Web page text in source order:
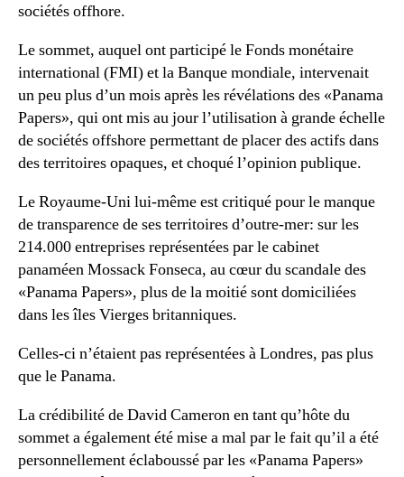
sociétés offhore.
Le sommet, auquel ont participé le Fonds monétaire
international (FMI) et la Banque mondiale, intervenait
un peu plus d’un mois après les révélations des «Panama
Papers», qui ont mis au jour l’utilisation à grande échelle
de sociétés offshore permettant de placer des actifs dans
des territoires opaques, et choqué l’opinion publique.
Le Royaume-Uni lui-même est critiqué pour le manque
de transparence de ses territoires d’outre-mer: sur les
214.000 entreprises représentées par le cabinet
panaméen Mossack Fonseca, au cœur du scandale des
«Panama Papers», plus de la moitié sont domiciliées
dans les îles Vierges britanniques.
Celles-ci n’étaient pas représentées à Londres, pas plus
que le Panama.
La crédibilité de David Cameron en tant qu’hôte du
sommet a également été mise a mal par le fait qu’il a été
personnellement éclaboussé par les «Panama Papers»